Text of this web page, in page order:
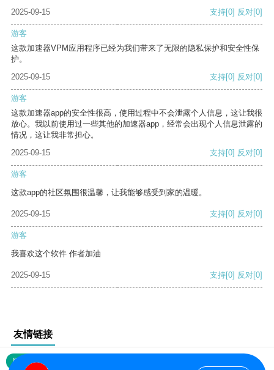
2025-09-15
支持[0] 反对[0]
游客
这款加速器VPM应用程序已经为我们带来了无限的隐私保护和安全性保
护。
2025-09-15
支持[0] 反对[0]
游客
这款加速器app的安全性很高，使用过程中不会泄露个人信息，这让我很
放心。我以前使用过一些其他的加速器app，经常会出现个人信息泄露的
情况，这让我非常担心。
2025-09-15
支持[0] 反对[0]
游客
这款app的社区氛围很温馨，让我能够感受到家的温暖。
2025-09-15 支持[0] 反对[0]
游客
我喜欢这个软件 作者加油
2025-09-15 支持[0] 反对[0]
友情链接
网站地图